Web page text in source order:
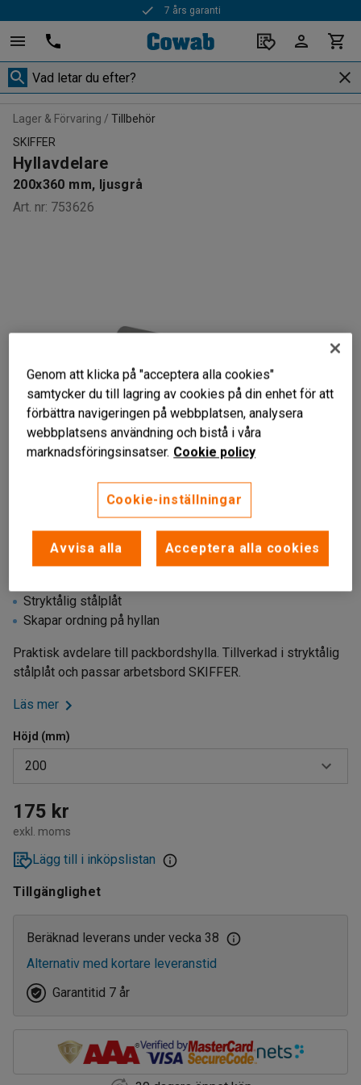
7 års garanti
Lager & Förvaring
Tillbehör
SKIFFER
Hyllavdelare
200x360 mm, ljusgrå
Art. nr: 753626
Liknande produkter
Stryktålig stålplåt
Skapar ordning på hyllan
Praktisk avdelare till packbordshylla. Tillverkad i stryktålig
stålplåt och passar arbetsbord SKIFFER.
Läs mer
Höjd (mm)
200
200
400
175 kr
exkl. moms
Lägg till i inköpslistan
Tillgänglighet
Beräknad leverans under vecka 38
Alternativ med kortare leveranstid
Garantitid 7 år
Genom att klicka på "acceptera alla cookies"
samtycker du till lagring av cookies på din enhet för att
förbättra navigeringen på webbplatsen, analysera
webbplatsens användning och bistå i våra
marknadsföringsinsatser. Cookie policy
Cookie-inställningar
Avvisa alla Acceptera alla cookies